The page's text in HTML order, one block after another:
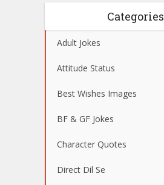
Categories
Adult Jokes
Attitude Status
Best Wishes Images
BF & GF Jokes
Character Quotes
Direct Dil Se